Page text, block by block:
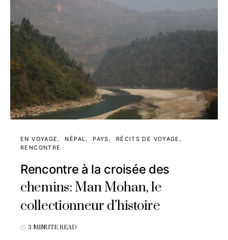
EN VOYAGE NÉPAL PAYS
RÉCITS DE VOYAGE
RENCONTRE
Rencontre à la croisée des
chemins: Man Mohan, le
collectionneur d’histoire
3 MINUTE READ